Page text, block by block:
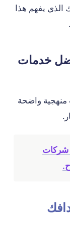
الذي يفهم هذا
خدمات
منهجية واضحة
شركات